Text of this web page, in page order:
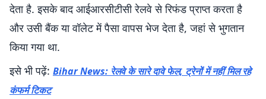
देता है. इसके बाद आईआरसीटीसी रेलवे से रिफंड प्राप्त करता है
और उसी बैंक या वॉलेट में पैसा वापस भेज देता है, जहां से भुगतान
किया गया था.
इसे भी पढ़ें: Bihar News: रेलवे के सारे दावे फेल, ट्रेनों में नहीं मिल रहे
कंफर्म टिकट